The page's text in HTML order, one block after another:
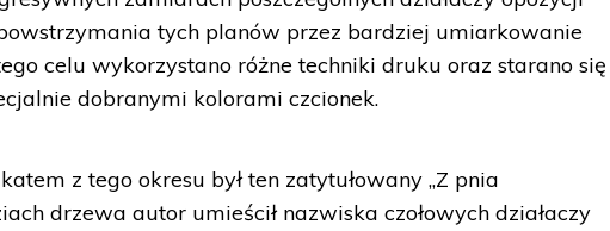
tych planów przez bardziej umiarkowanie
celu wykorzystano różne techniki druku oraz starano się
dobranymi kolorami czcionek.
z tego okresu był ten zatytułowany „Z pnia
drzewa autor umieścił nazwiska czołowych działaczy